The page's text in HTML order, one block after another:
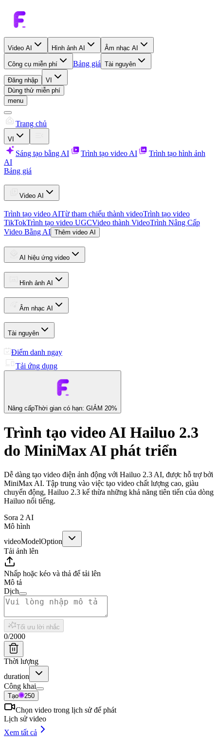
Video AI Hình ảnh AI Âm nhạc AI
Công cụ miễn phí Bảng giá Tài nguyên
Đăng nhập
VI
Dùng thử miễn phí
menu
Trang chủ
VI
Sáng tạo bằng AI Trình tạo video AI
Trình tạo hình ảnh
AI
Bảng giá
Video AI
Trình tạo video AITừ tham chiếu thành videoTrình tạo video
TikTokTrình tạo video UGCVideo thành VideoTrình Nâng Cấp
Video Bằng AI Thêm video AI
AI hiệu ứng video
Hình ảnh AI
Âm nhạc AI
Tài nguyên
Điểm danh ngay
Tải ứng dụng
Nâng cấpThời gian có hạn: GIẢM 20%
Trình tạo video AI Hailuo 2.3
do MiniMax AI phát triển
Dễ dàng tạo video điện ảnh động với Hailuo 2.3 AI, được hỗ trợ bởi
MiniMax AI. Tập trung vào việc tạo video chất lượng cao, giàu
chuyển động, Hailuo 2.3 kế thừa những khả năng tiên tiến của dòng
Hailuo nổi tiếng.
Sora 2 AI
Mô hình
videoModelOption
Tải ảnh lên
Nhấp hoặc kéo và thả để tải lên
Mô tả
Dịch
Tối ưu lời nhắc
0/2000
Thời lượng
duration
Công khai
Tạo 250
Chọn video trong lịch sử để phát
Lịch sử video
Xem tất cả